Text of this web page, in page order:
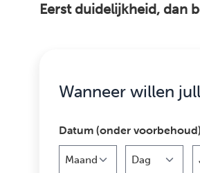
Eerst duidelijkheid, dan
Wanneer willen
Datum (onder voorbehoud)